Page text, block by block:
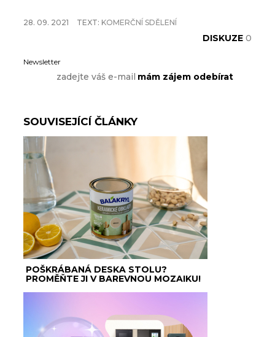
28. 09. 2021 TEXT: KOMERČNÍ SDĚLENÍ
DISKUZE 0
Newsletter
SOUVISEJÍCÍ ČLÁNKY
POŠKRÁBANÁ DESKA STOLU?
PROMĚŇTE JI V BAREVNOU MOZAIKU!